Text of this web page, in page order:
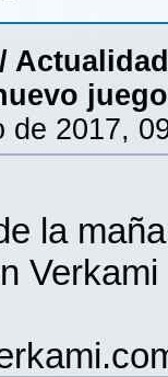
Actualidad
de 2017,
la